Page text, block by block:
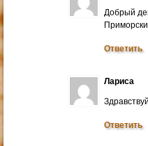
Добрый
Ответить
Лариса
Ответить